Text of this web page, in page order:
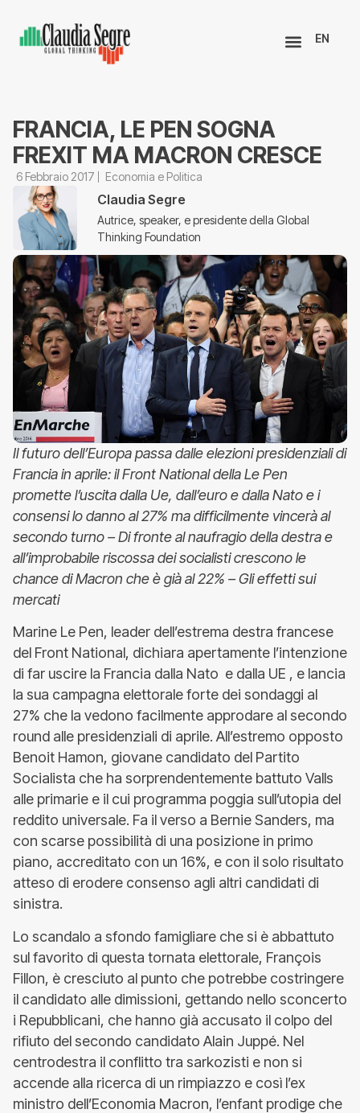
EN
FRANCIA, LE PEN SOGNA
FREXIT MA MACRON CRESCE
6 Febbraio 2017 Economia e Politica
Claudia Segre
Autrice, speaker, e presidente della Global
Thinking Foundation
Il futuro dell’Europa passa dalle elezioni presidenziali di
Francia in aprile: il Front National della Le Pen
promette l’uscita dalla Ue, dall’euro e dalla Nato e i
consensi lo danno al 27% ma difficilmente vincerà al
secondo turno – Di fronte al naufragio della destra e
all’improbabile riscossa dei socialisti crescono le
chance di Macron che è già al 22% – Gli effetti sui
mercati
Marine Le Pen, leader dell’estrema destra francese
del Front National, dichiara apertamente l’intenzione
di far uscire la Francia dalla Nato e dalla UE , e lancia
la sua campagna elettorale forte dei sondaggi al
27% che la vedono facilmente approdare al secondo
round alle presidenziali di aprile. All’estremo opposto
Benoit Hamon, giovane candidato del Partito
Socialista che ha sorprendentemente battuto Valls
alle primarie e il cui programma poggia sull’utopia del
reddito universale. Fa il verso a Bernie Sanders, ma
con scarse possibilità di una posizione in primo
piano, accreditato con un 16%, e con il solo risultato
atteso di erodere consenso agli altri candidati di
sinistra.
Lo scandalo a sfondo famigliare che si è abbattuto
sul favorito di questa tornata elettorale, François
Fillon, è cresciuto al punto che potrebbe costringere
il candidato alle dimissioni, gettando nello sconcerto
i Repubblicani, che hanno già accusato il colpo del
rifiuto del secondo candidato Alain Juppé. Nel
centrodestra il conflitto tra sarkozisti e non si
accende alla ricerca di un rimpiazzo e così l’ex
ministro dell’Economia Macron, l’enfant prodige che